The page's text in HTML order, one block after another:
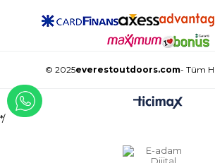
© 2025everestoutdoors.com- Tüm
*/
WHATSAPP İLE İLETİŞİME GEÇ